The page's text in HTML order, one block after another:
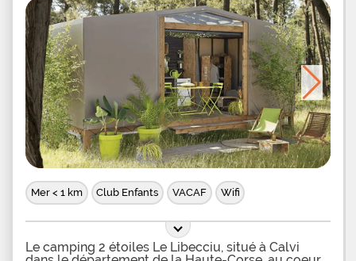
Mer < 1 km Club Enfants VACAF Wifi
Le camping 2 étoiles Le Libecciu, situé à Calvi